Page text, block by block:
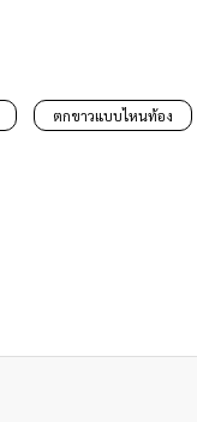
ตกขาวแบบไหนท้อง